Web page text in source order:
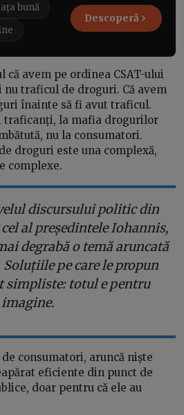
bună
Descoperă
avem pe ordinea CSAT-ului
traficul de droguri. Că avem
înainte să fi avut traficul.
traficanți, la mafia drogurilor
nu la consumatori.
droguri este una complexă,
complexe.
discursului politic din
al președintele Iohannis,
degrabă o temă aruncată
pe care le propun
simpliste: totul e pentru
imagine.
consumatori, aruncă niște
eficiente din punct de
doar pentru că ele au